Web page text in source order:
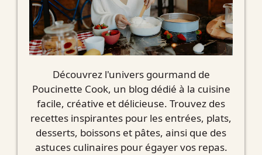
Découvrez l'univers gourmand de
Poucinette Cook, un blog dédié à la cuisine
facile, créative et délicieuse. Trouvez des
recettes inspirantes pour les entrées, plats,
desserts, boissons et pâtes, ainsi que des
astuces culinaires pour égayer vos repas.